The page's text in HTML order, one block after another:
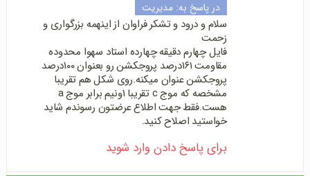
در پاسخ به: مدیریت
سلام و درود و تشکر فراوان از اینهمه بزرگواری و
زحمت
فایل چهارم دقیقه چهارده استاد سهوا محدوده
مقاومت ۱۶۱درصد پروجکشن رو بعنوان ۱۰۰درصد
پروجکشن عنوان میکنه.روی شکل هم تقریبا
مشخصه که موج c تقریبا ۱ونیم برابر موج a
هست.فقط جهت اطلاع عرضتون رسوندم شاید
خواستید اصلاح کنید.
برای پاسخ دادن وارد شوید